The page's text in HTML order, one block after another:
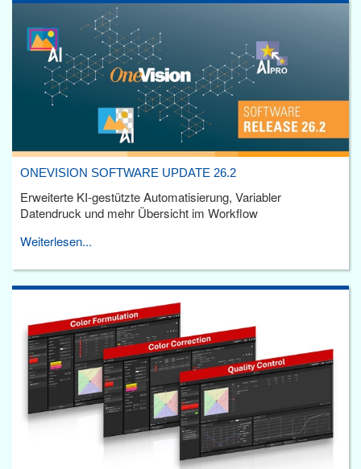
ONEVISION SOFTWARE UPDATE 26.2
Erweiterte KI-gestützte Automatisierung, Variabler
Datendruck und mehr Übersicht im Workflow
Weiterlesen...